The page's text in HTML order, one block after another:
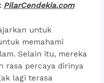
PilarCendekia.com
untuk
memahami
Selain itu, mereka
rasa percaya dirinya
lagi terasa